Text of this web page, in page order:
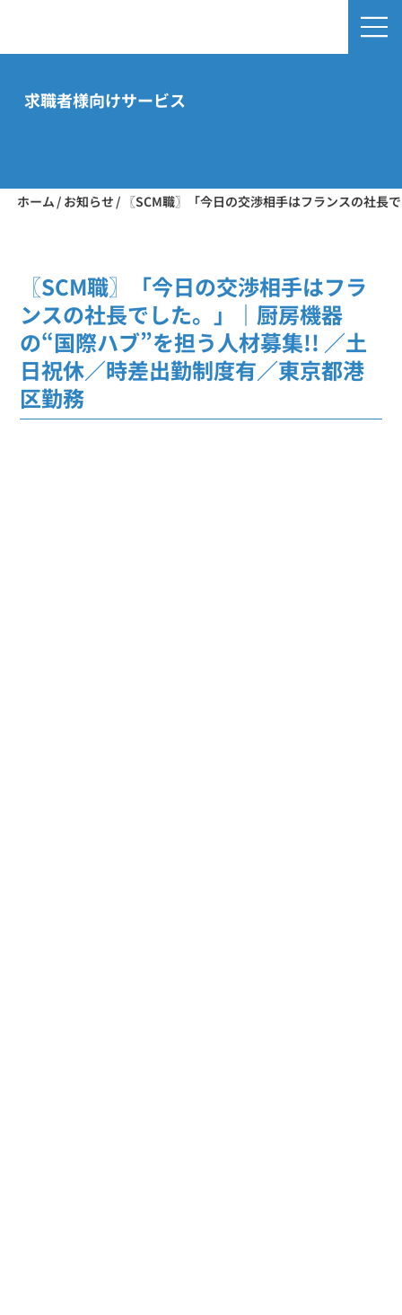
求職者様向けサービス
ホーム / お知らせ / 〖SCM職〗「今日の交渉相手はフランスの社
〖SCM職〗「今日の交渉相手はフラ
ンスの社長でした。」｜厨房機器
の“国際ハブ”を担う人材募集!! ／土
日祝休／時差出勤制度有／東京都港
区勤務